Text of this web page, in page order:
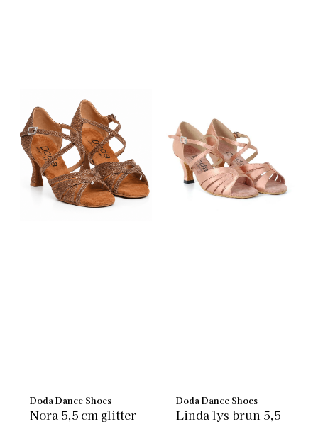
Doda Dance Shoes
Nora 5,5 cm glitter
Doda Dance Shoes
Linda lys brun 5,5